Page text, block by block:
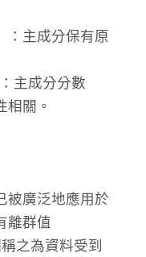
主成分保有原
主成分分數
相關。
被廣泛地應用於
離群值
之為資料受到